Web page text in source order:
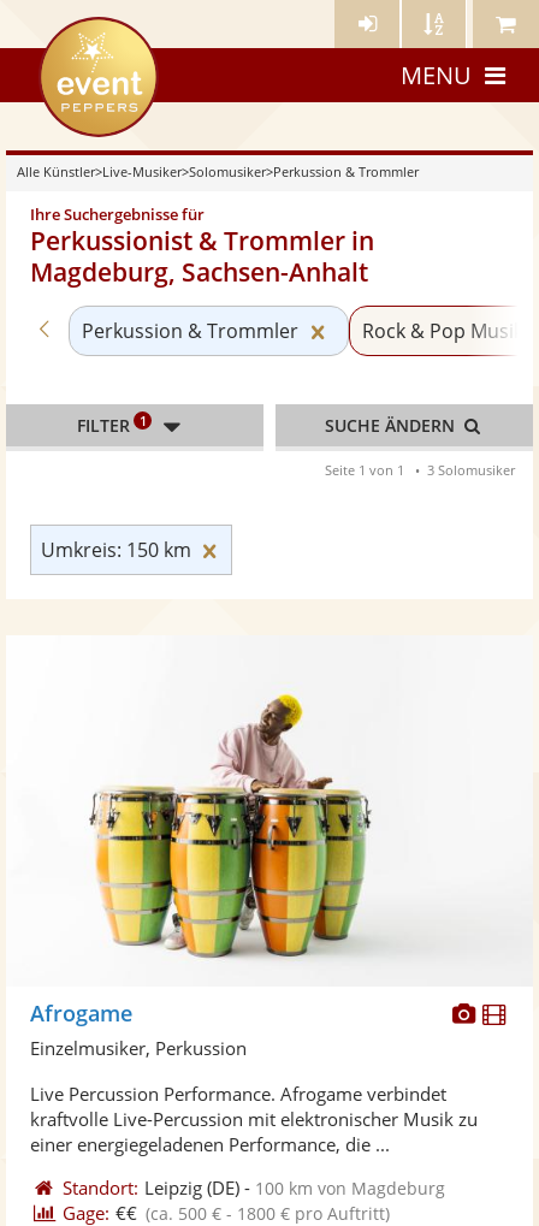
Künstler- Künstler Meine
eventpeppers
MENU
Alle Künstler>Live-Musiker>Solomusiker>Perkussion & Trommler
Ihre Suchergebnisse für
Perkussionist & Trommler in
Magdeburg, Sachsen-Anhalt
Zurück zu «Solomusiker»
Perkussion & Trommler Kategorie
Rock & Pop
Umkreis: 150 km
FILTER 1 SUCHE ÄNDERN
Seite 1 von 1 3 Solomusiker
Afrogame
Einzelmusiker, Perkussion
Live Percussion Performance. Afrogame verbindet
kraftvolle Live-Percussion mit elektronischer Musik zu
einer energiegeladenen Performance, die ...
Standort: Leipzig (DE) - 100 km von Magdeburg
Gage: €€ (ca. 500 € - 1800 € pro Auftritt)